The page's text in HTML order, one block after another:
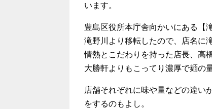
います。
豊島区役所本庁舎向かいにある【
滝野川より移転したので、店名に
情熱とこだわりを持った店長、高
大勝軒よりもこってり濃厚で麺の
店舗それぞれに味や量などの違い
をするのもよし。